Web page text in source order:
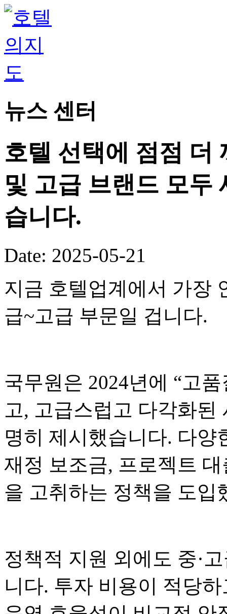
뉴스 센터
호텔 선택에 점점 더
및 고급 브랜드 모두
습니다.
Date: 2025-05-21
지금 호텔업계에서 가장
급~고급 부문일 겁니다.
국무원은 2024년에 “고
고, 고급스럽고 다각화된
명히 제시했습니다. 다
재정 보조금, 프로젝트
을 고취하는 정책을 도입
정책적 지원 외에도 중·
니다. 투자 비용이 적당